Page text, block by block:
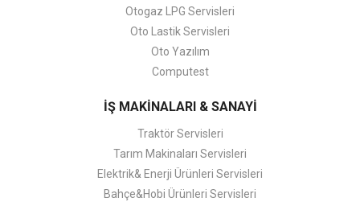
Otogaz LPG Servisleri
Oto Lastik Servisleri
Oto Yazılım
Computest
İŞ MAKİNALARI & SANAYİ
Traktör Servisleri
Tarım Makinaları Servisleri
Elektrik& Enerji Ürünleri Servisleri
Bahçe&Hobi Ürünleri Servisleri